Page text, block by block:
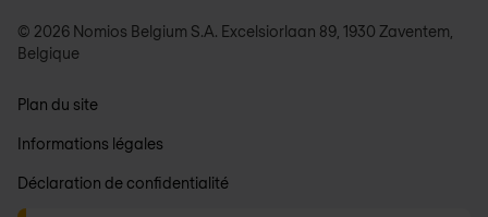
© 2026 Nomios Belgium S.A. Excelsiorlaan 89, 1930 Zaventem,
Belgique
Plan du site
Informations légales
Déclaration de confidentialité